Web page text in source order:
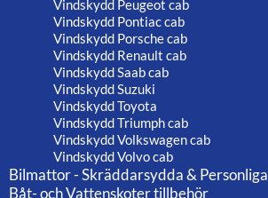
Vindskydd Peugeot cab
Vindskydd Pontiac cab
Vindskydd Porsche cab
Vindskydd Renault cab
Vindskydd Saab cab
Vindskydd Suzuki
Vindskydd Toyota
Vindskydd Triumph cab
Vindskydd Volkswagen cab
Vindskydd Volvo cab
Bilmattor - Skräddarsydda & Personliga
Båt- och Vattenskoter tillbehör